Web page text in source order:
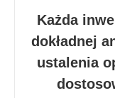
Każda
dokładnej
ustalenia